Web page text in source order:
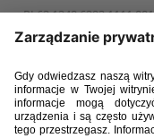
• PL62 1240 6292 1111
opłaty za odwołania
Trenerów
• PL94 1240 6292 1111